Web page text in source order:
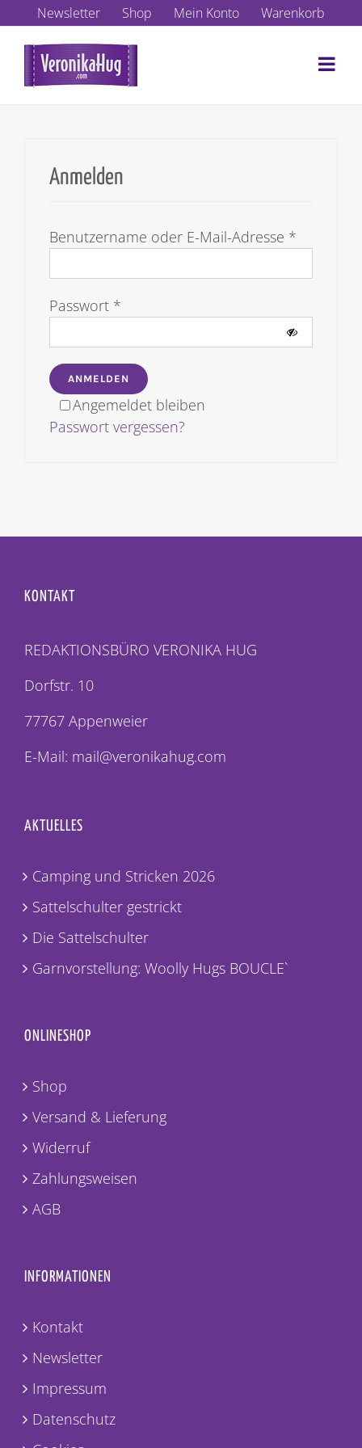
Inhalt
springen
Newsletter Shop Mein Konto Warenkorb
Anmelden
Benutzername oder E-Mail-Adresse *
Passwort *
Angemeldet bleiben
ANMELDEN
Passwort vergessen?
KONTAKT
REDAKTIONSBÜRO VERONIKA HUG
Dorfstr. 10
77767 Appenweier
E-Mail: mail@veronikahug.com
AKTUELLES
Camping und Stricken 2026
Sattelschulter gestrickt
Die Sattelschulter
Garnvorstellung: Woolly Hugs BOUCLE`
ONLINESHOP
Shop
Versand & Lieferung
Widerruf
Zahlungsweisen
AGB
INFORMATIONEN
Kontakt
Newsletter
Impressum
Datenschutz